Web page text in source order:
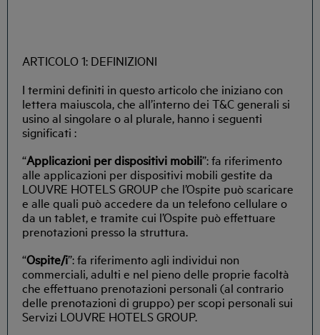
ARTICOLO 1: DEFINIZIONI
I termini definiti in questo articolo che iniziano con
lettera maiuscola, che all’interno dei T&C generali si
usino al singolare o al plurale, hanno i seguenti
significati :
“Applicazioni per dispositivi mobili”: fa riferimento
alle applicazioni per dispositivi mobili gestite da
LOUVRE HOTELS GROUP che l’Ospite può scaricare
e alle quali può accedere da un telefono cellulare o
da un tablet, e tramite cui l’Ospite può effettuare
prenotazioni presso la struttura.
“Ospite/i”: fa riferimento agli individui non
commerciali, adulti e nel pieno delle proprie facoltà
che effettuano prenotazioni personali (al contrario
delle prenotazioni di gruppo) per scopi personali sui
Servizi LOUVRE HOTELS GROUP.